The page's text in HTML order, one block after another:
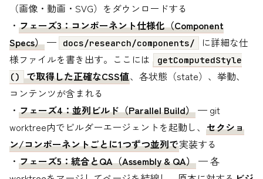
（画像・動画・SVG）をダウンロードする
・ フェーズ3：コンポーネント仕様化（Component
Specs） — docs/research/components/
に詳細な仕
様ファイルを書き出す。ここには
getComputedStyle
() で取得した正確なCSS値、各状態（state）、挙動、
コンテンツが含まれる
・ フェーズ4：並列ビルド（Parallel Build） — git
worktree内でビルダーエージェントを起動し、 セクショ
ン/コンポーネントごとに1つずつ並列で実装する
・ フェーズ5：統合とQA（Assembly & QA） — 各